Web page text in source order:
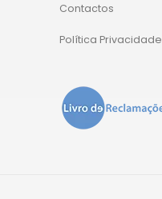
Contactos
Política Privacidade